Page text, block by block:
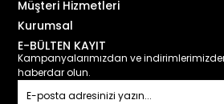
Müşteri Hizmetleri
Kurumsal
E-BÜLTEN KAYIT
Kampanyalarımızdan ve
haberdar olun.